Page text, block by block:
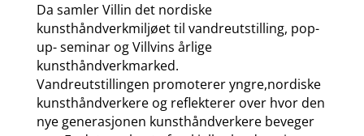
Da samler Villin det nordiske
kunsthåndverkmiljøet til vandreutstilling, pop-
up- seminar og Villvins årlige
kunsthåndverkmarked.
Vandreutstillingen promoterer yngre,nordiske
kunsthåndverkere og reflekterer over hvor den
nye generasjonen kunsthåndverkere beveger